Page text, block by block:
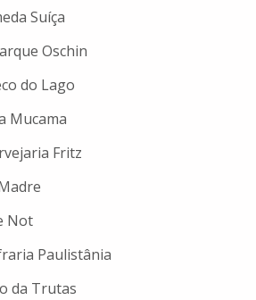
Suíça
Oschin
do Lago
Mucama
Fritz
Not
Paulistânia
da Trutas